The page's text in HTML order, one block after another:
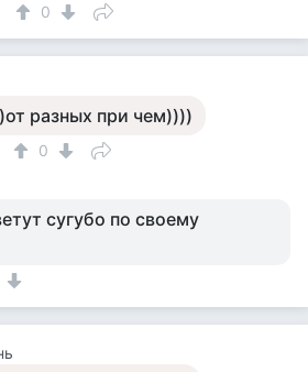
0
разных при чем))))
0
сугубо по своему